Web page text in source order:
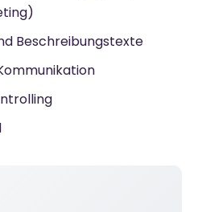
Beschreibungstexte